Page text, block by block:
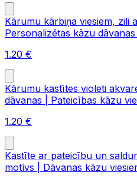
Kārumu kārbiņa viesiem, zili
Personalizētas kāzu
1.20 €
Kārumu kastītes violeti
dāvanas | Pateicības kāzu
1.20 €
Kastīte ar pateicību un
motīvs | Dāvanas kāzu